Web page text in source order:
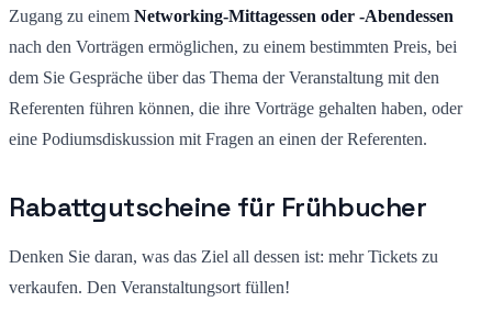
Zugang zu einem Networking-Mittagessen oder -Abendessen
nach den Vorträgen ermöglichen, zu einem bestimmten Preis, bei
dem Sie Gespräche über das Thema der Veranstaltung mit den
Referenten führen können, die ihre Vorträge gehalten haben, oder
eine Podiumsdiskussion mit Fragen an einen der Referenten.
Rabattgutscheine für Frühbucher
Denken Sie daran, was das Ziel all dessen ist: mehr Tickets zu
verkaufen. Den Veranstaltungsort füllen!